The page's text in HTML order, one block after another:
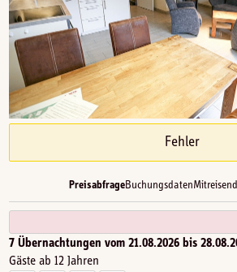
Fehler
PreisabfrageBuchungsdaten
7Übernachtungen vom21.08.2026 bis
Gäste ab 12 Jahren